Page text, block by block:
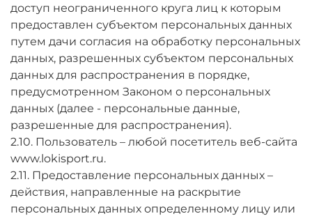
доступ неограниченного круга лиц к которым
предоставлен субъектом персональных данных
путем дачи согласия на обработку персональных
данных, разрешенных субъектом персональных
данных для распространения в порядке,
предусмотренном Законом о персональных
данных (далее - персональные данные,
разрешенные для распространения).
2.10. Пользователь – любой посетитель веб-сайта
www.lokisport.ru.
2.11. Предоставление персональных данных –
действия, направленные на раскрытие
персональных данных определенному лицу или